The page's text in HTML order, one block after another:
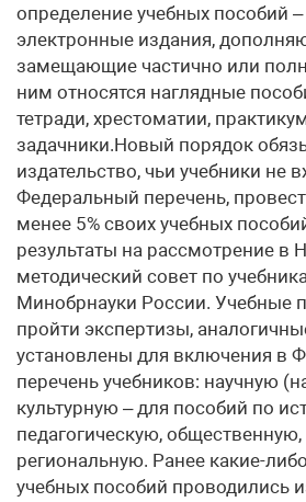
определение учебных пособий
электронные издания,
замещающие частично или
ним относятся наглядные
тетради, хрестоматии,
задачники.Новый порядок
издательство, чьи учебники не
Федеральный перечень,
менее 5% своих учебных
результаты на рассмотрение в
методический совет по
Минобрнауки России. Учебные
пройти экспертизы,
установлены для включения в
перечень учебников: научную
культурную – для пособий по
педагогическую,
региональную. Ранее какие-
учебных пособий проводились